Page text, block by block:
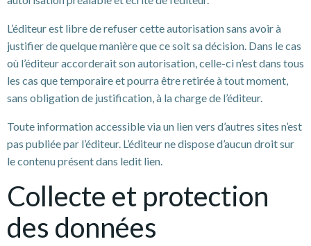
L’éditeur est libre de refuser cette autorisation sans avoir à
justifier de quelque manière que ce soit sa décision. Dans le cas
où l’éditeur accorderait son autorisation, celle-ci n’est dans tous
les cas que temporaire et pourra être retirée à tout moment,
sans obligation de justification, à la charge de l’éditeur.
Toute information accessible via un lien vers d’autres sites n’est
pas publiée par l’éditeur. L’éditeur ne dispose d’aucun droit sur
le contenu présent dans ledit lien.
Collecte et protection
des données